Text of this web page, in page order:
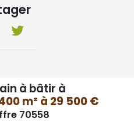
à bâtir à
m² à 29 500 €
70558